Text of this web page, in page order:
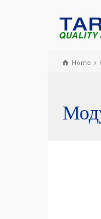
Home